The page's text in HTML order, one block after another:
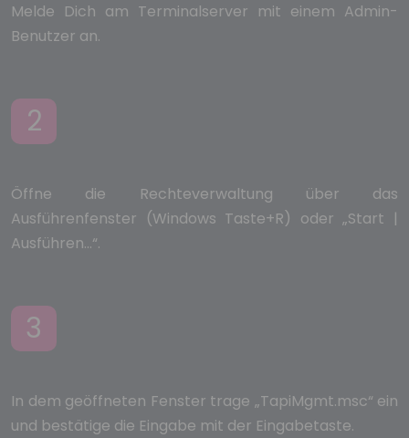
Melde Dich am Terminalserver mit einem Admin-
Benutzer an.
2
Öffne die Rechteverwaltung über das
Ausführenfenster (Windows Taste+R) oder „Start |
Ausführen...“.
3
In dem geöffneten Fenster trage „TapiMgmt.msc“ ein
und bestätige die Eingabe mit der Eingabetaste.